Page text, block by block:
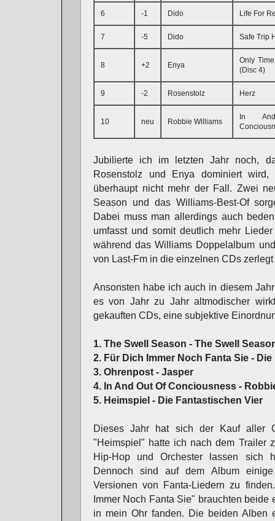
6 -1 Dido Life For
7 -5 Dido Safe Trip
8 +2 Enya
Only
(Disc 4)
9 -2 Rosenstolz Herz
10 neu Robbie Williams
In
Jubilierte ich im letzten Jahr noch,
Rosenstolz und Enya dominiert
überhaupt nicht mehr der Fall. Zwei
Season und das Williams-Best-Of
Dabei muss man allerdings auch
umfasst und somit deutlich mehr
während das Williams Doppelalbum
von Last-Fm in die einzelnen CDs
Ansonsten habe ich auch in diesem
es von Jahr zu Jahr altmodischer
gekauften CDs, eine subjektive
1. The Swell Season - The Swell
2. Für Dich Immer Noch Fanta Sie -
3. Ohrenpost - Jasper
4. In And Out Of Conciousness -
5. Heimspiel - Die Fantastischen Vier
Dieses Jahr hat sich der Kauf aller
"Heimspiel" hatte ich nach dem Trailer
Hip-Hop und Orchester lassen sich
Dennoch sind auf dem Album
Versionen von Fanta-Liedern zu
Immer Noch Fanta Sie" brauchten
in mein Ohr fanden. Die beiden Alben